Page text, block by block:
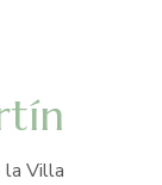
la Villa